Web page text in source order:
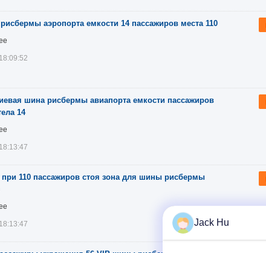
аэропорта емкости 14 пассажиров места 110
шина рисбермы авиапорта емкости пассажиров
14
при 110 пассажиров стоя зона для шины рисбермы
Jack Hu